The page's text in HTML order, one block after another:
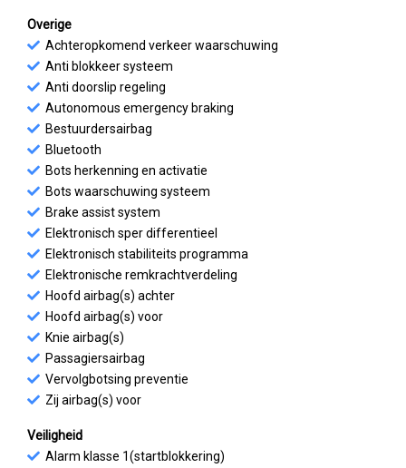
Overige
Achteropkomend verkeer waarschuwing
Anti blokkeer systeem
Anti doorslip regeling
Autonomous emergency braking
Bestuurdersairbag
Bluetooth
Bots herkenning en activatie
Bots waarschuwing systeem
Brake assist system
Elektronisch sper differentieel
Elektronisch stabiliteits programma
Elektronische remkrachtverdeling
Hoofd airbag(s) achter
Hoofd airbag(s) voor
Knie airbag(s)
Passagiersairbag
Vervolgbotsing preventie
Zij airbag(s) voor
Veiligheid
Alarm klasse 1(startblokkering)